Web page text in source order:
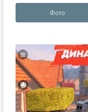
Фото